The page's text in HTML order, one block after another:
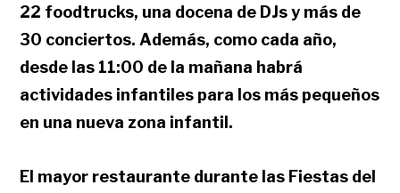
22 foodtrucks, una docena de DJs y más de
30 conciertos. Además, como cada año,
desde las 11:00 de la mañana habrá
actividades infantiles para los más pequeños
en una nueva zona infantil.
El mayor restaurante durante las Fiestas del